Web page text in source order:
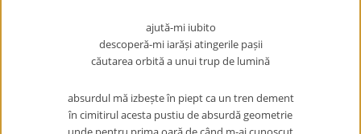
ajută-mi iubito
descoperă-mi iarăși atingerile pașii
căutarea orbită a unui trup de lumină
absurdul mă izbește în piept ca un tren dement
în cimitirul acesta pustiu de absurdă geometrie